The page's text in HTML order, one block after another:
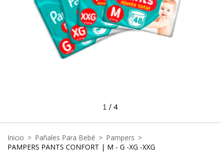
1/4
Inicio > Pañales Para Bebé > Pampers >
PAMPERS PANTS CONFORT | M - G -XG -XXG